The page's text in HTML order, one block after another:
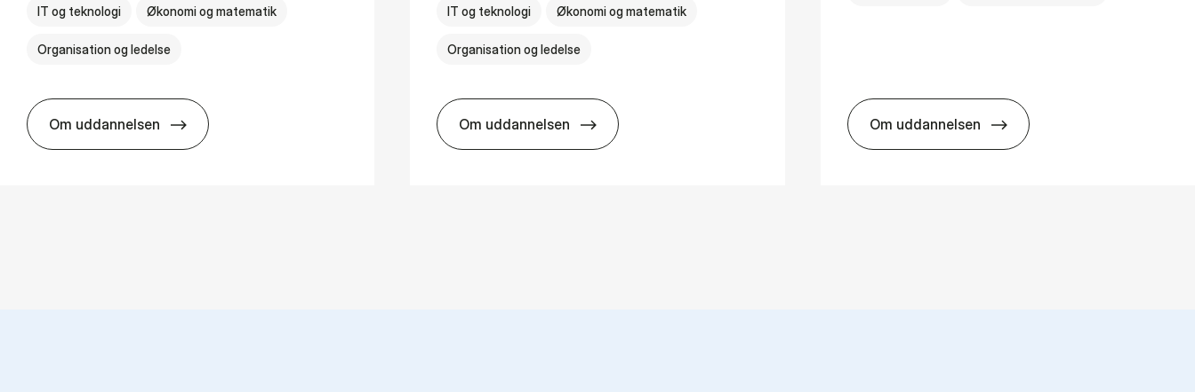
IT og teknologi Økonomi og matematik
Organisation og ledelse
Om uddannelsen
BSc in Busi­ness Ad­min­is­tra­tion and Di­git­al Man­age­ment
IT og teknologi Økonomi og matematik
Organisation og ledelse
Om uddannelsen
HA(it.) - erhvervs­økonomi og informations­teknologi
Om uddannelsen
HA(mat.) - erhvervs­økonomi og